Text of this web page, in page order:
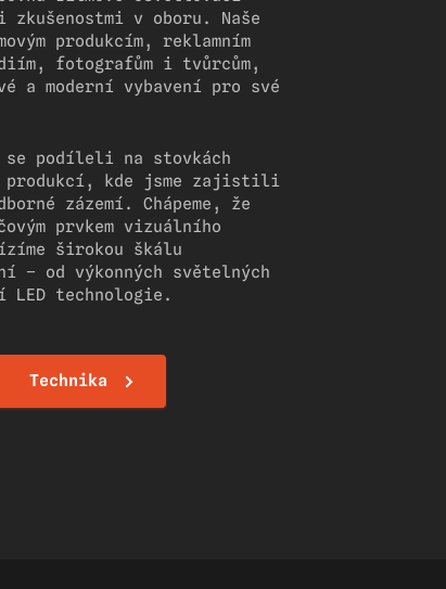
v oboru. Naše
produkcím, reklamním
fotografům i tvůrcům,
moderní vybavení pro své
se podíleli na stovkách
produkcí, kde jsme zajistili
zázemí. Chápeme, že
prvkem vizuálního
širokou škálu
– od výkonných světelných
technologie.
Technika